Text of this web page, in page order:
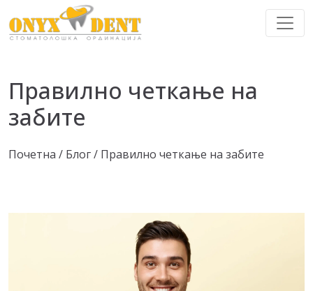
Правилно четкање на
забите
Почетна / Блог/ Правилно четкање на забите